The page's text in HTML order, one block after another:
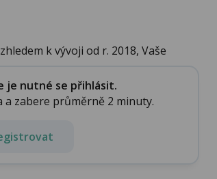
k vývoji od r. 2018, Vaše
je nutné se přihlásit.
zabere průměrně 2 minuty.